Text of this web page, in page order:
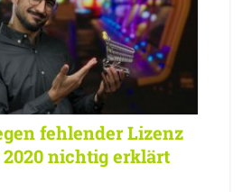
fehlender Lizenz
nichtig erklärt